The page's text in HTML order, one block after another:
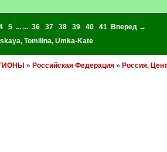
5 ... ... 36 37 38 39 40 41
Вперед →
, Tomilina, Umka-Kate
» Российская Федерация» Россия,